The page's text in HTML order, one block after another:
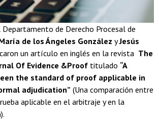
de Derecho Procesal de
de los Ángeles González yJesús
un artículo en inglés en la revista The
Of Evidence &Proof titulado “A
the standard of proof applicable in
adjudication” (Una comparación entre
aplicable en el arbitraje y en la